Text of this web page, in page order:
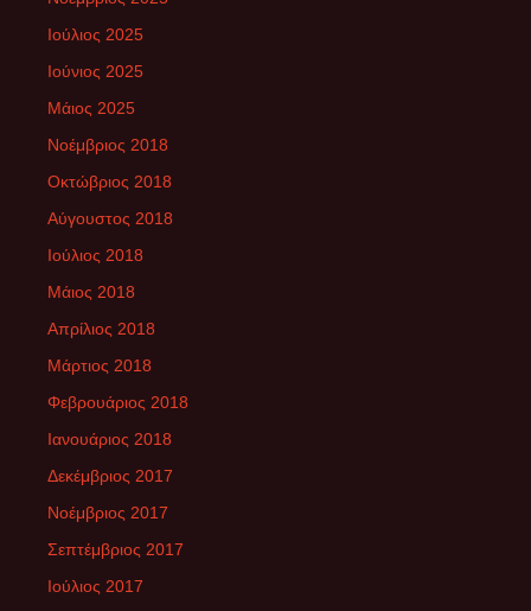
Ιούλιος 2025
Ιούνιος 2025
Μάιος 2025
Νοέμβριος 2018
Οκτώβριος 2018
Αύγουστος 2018
Ιούλιος 2018
Μάιος 2018
Απρίλιος 2018
Μάρτιος 2018
Φεβρουάριος 2018
Ιανουάριος 2018
Δεκέμβριος 2017
Νοέμβριος 2017
Σεπτέμβριος 2017
Ιούλιος 2017